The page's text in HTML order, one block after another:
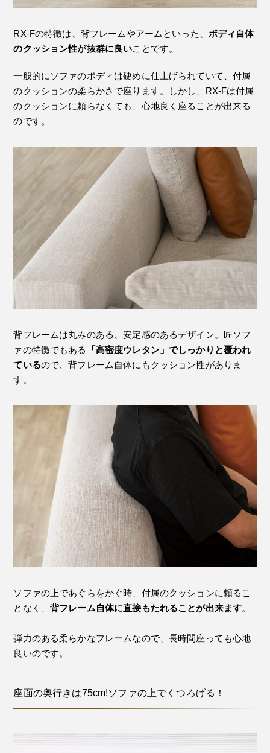
RX-Fの特徴は、背フレームやアームといった、 ボディ自体
のクッション性が抜群に良いことです。
一般的にソファのボディは硬めに仕上げられていて、付属
のクッションの柔らかさで座ります。しかし、RX-Fは付属
のクッションに頼らなくても、心地良く座ることが出来る
のです。
背フレームは丸みのある、安定感のあるデザイン。匠ソフ
ァの特徴でもある
「高密度ウレタン」でしっかりと覆われ
ているので、背フレーム自体にもクッション性がありま
す。
ソファの上であぐらをかぐ時、付属のクッションに頼るこ
となく、背フレーム自体に直接もたれることが出来ます。
弾力のある柔らかなフレームなので、長時間座っても心地
良いのです。
座面の奥行きは75cm!ソファの上でくつろげる！